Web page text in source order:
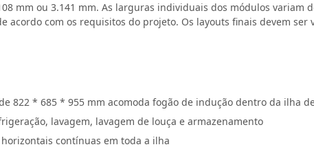
mm ou 3.141 mm. As larguras individuais dos módulos variam
acordo com os requisitos do projeto. Os layouts finais devem
822 * 685 * 955 mm acomoda fogão de indução dentro da ilha
lavagem, lavagem de louça e armazenamento
contínuas em toda a ilha